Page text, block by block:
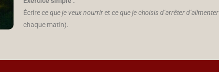
Écrirece que je veux nourriret ce que je choisis d’arrêter d’alimenter
chaque matin).